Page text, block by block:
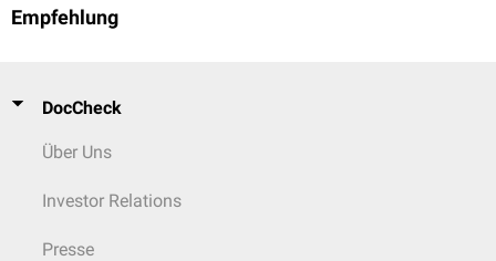
Empfehlung
DocCheck
Über Uns
Investor Relations
Presse